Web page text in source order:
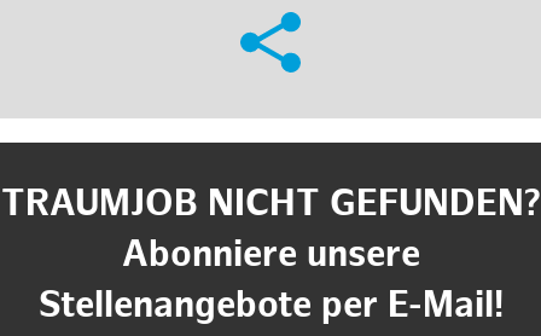
TRAUMJOB NICHT GEFUNDEN?
Abonniere unsere
Stellenangebote per E-Mail!